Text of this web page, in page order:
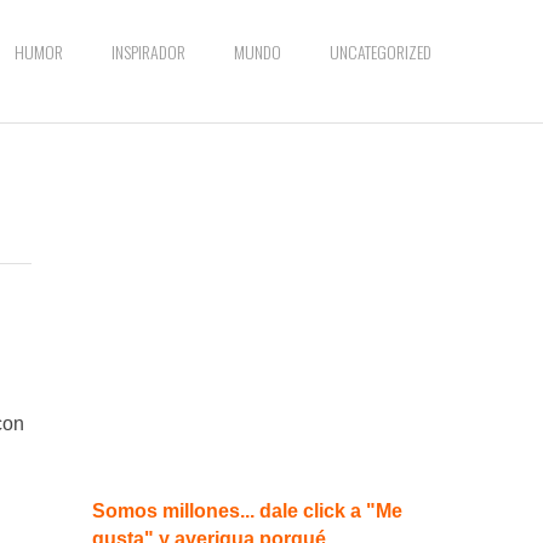
HUMOR INSPIRADOR MUNDO UNCATEGORIZED
Somos millones... dale click a "Me
gusta" y averigua porqué